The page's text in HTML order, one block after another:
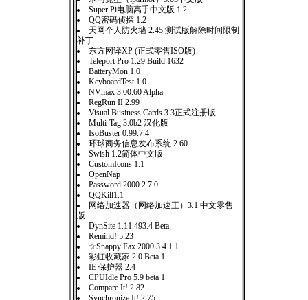
Super Pi电脑高手中文版 1.2
QQ密码侦探 1.2
天网个人防火墙 2.45 测试版解除时间限制
补丁
东方网译XP (正式零售ISO版)
Teleport Pro 1.29 Build 1632
BatteryMon 1.0
KeyboardTest 1.0
NVmax 3.00.60 Alpha
RegRun II 2.99
Visual Business Cards 3.3正式注册版
Multi-Tag 3.0b2 汉化版
IsoBuster 0.99.7.4
环球商务信息发布系统 2.60
Swish 1.2简体中文版
CustomIcons 1.1
OpenNap
Password 2000 2.7.0
QQKill1.1
网络加速器（网络加速王）3.1 中文零售
版
DynSite 1.11.493.4 Beta
Remind! 5.23
☆Snappy Fax 2000 3.4.1.1
彩虹收藏家 2.0 Beta 1
IE 保护器 2.4
CPUIdle Pro 5.9 beta 1
Compare It! 2.82
Synchronize It! 2.75